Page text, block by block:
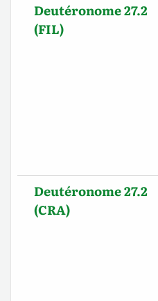
Deutéronome 27.2
(FIL)
Deutéronome 27.2
(CRA)